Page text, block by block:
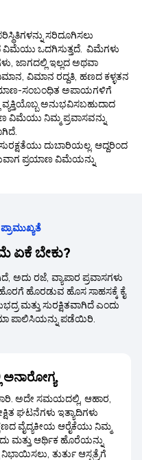
ಸರಿದೂಗಿಸಲು
ವಿಮೆಯು ಒದಗಿಸುತ್ತದೆ. ವಿಮೆಗಳು
ಜಾಗದಲ್ಲಿ ಇಲ್ಲದ ಅಥವಾ
ವಿಮಾನ ರದ್ದತಿ, ಹಣದ ಕಳ್ಳತನ
ಸಂಬಂಧಿತ ಅಪಾಯಗಳಿಗೆ
ಅನುಭವಿಸಬಹುದಾದ
ವಿಮೆಯು ನಿಮ್ಮ ಪ್ರವಾಸವನ್ನು
ದುಬಾರಿಯಲ್ಲ. ಆದ್ದರಿಂದ
ಪ್ರಯಾಣ ವಿಮೆಯನ್ನು
ಏಕೆ ಬೇಕು?
ಅದು ರಜೆ, ವ್ಯಾಪಾರ ಪ್ರವಾಸಗಳು
ಹೊರಡುವ ಹೊಸ ಸಾಹಸಕ್ಕೆ ಕೈ
ಮತ್ತು ಸುರಕ್ಷಿತವಾಗಿದೆ ಎಂದು
ಪಾಲಿಸಿಯನ್ನು ಪಡೆಯಿರಿ.
ಅನಾರೋಗ್ಯ
ಅದೇ ಸಮಯದಲ್ಲಿ, ಆಹಾರ,
ಘಟನೆಗಳು ಇತ್ಯಾದಿಗಳು
ವೈದ್ಯಕೀಯ ಆರೈಕೆಯು ನಿಮ್ಮ
ಮತ್ತು ಆರ್ಥಿಕ ಹೊರೆಯನ್ನು
ತುರ್ತು ಆಸ್ಪತ್ರೆಗೆ